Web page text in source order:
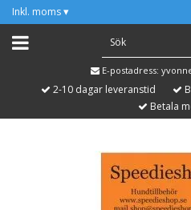
Inkl. moms ▾
E-postadress:
2-10 dagar leveranstid
Betala